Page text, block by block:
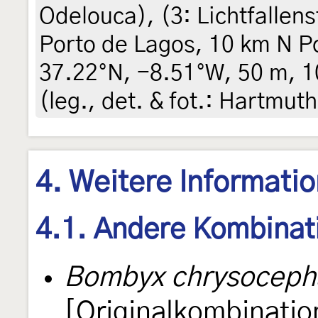
Odelouca), (3:
Porto de Lagos, 10 km N
37.22°N, -8.51°W, 50 m,
(leg., det. & fot.:
4. Weitere
4.1. Andere
Bombyx